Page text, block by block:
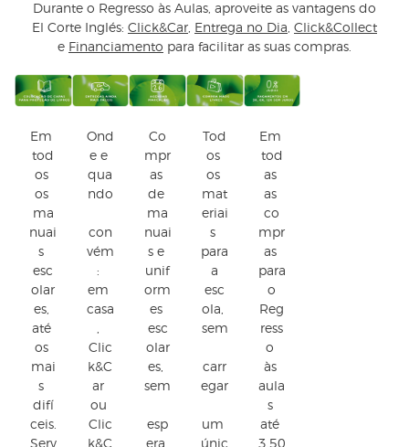
Durante o Regresso às Aulas, aproveite as vantagens do
El Corte Inglés: Click&Car Entrega no Dia Click&Collect
e Financiamento para facilitar as suas compras.
Em
tod
os
os
ma
nuai
s
esc
olar
es,
até
os
mai
s
difí
ceis.
Serv
Ond
e e
qua
ndo
con
vém
:
em
casa
,
Clic
k&C
ar
ou
Clic
k&C
Co
mpr
as
de
ma
nuai
s e
unif
orm
es
esc
olar
es,
sem
esp
era
Tod
os
os
mat
eriai
s
para
a
esc
ola,
sem
carr
egar
um
únic
Em
tod
as
as
co
mpr
as
para
o
Reg
ress
o
às
aula
s
até
3.50